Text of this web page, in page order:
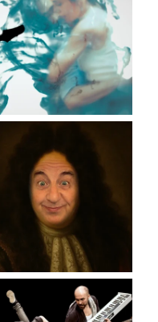
PRIKAZNA !
UNE HISTOIRE
DE FRANCE